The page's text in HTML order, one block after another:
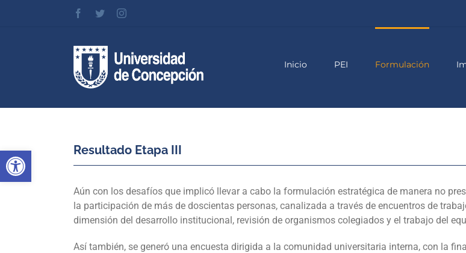
Abrir barra de herramientas
Facebook
TwitterInstagram
Inicio PEI Formulación
Resultado Etapa III
Aún con los desafíos que implicó llevar a cabo la formulación estratégica de manera no
la participación de más de doscientas personas, canalizada a través de encuentros de
dimensión del desarrollo institucional, revisión de organismos colegiados y el trabajo del
Así también, se generó una encuesta dirigida a la comunidad universitaria interna, con la